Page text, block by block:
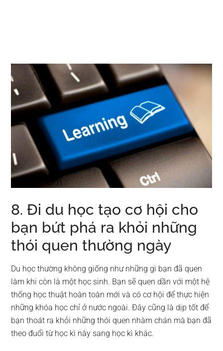
8. Đi du học tạo cơ hội cho
bạn bứt phá ra khỏi những
thói quen thường ngày
Du học thường không giống như những gì bạn đã quen
làm khi còn là một học sinh. Bạn sẽ quen dần với một hệ
thống học thuật hoàn toàn mới và có cơ hội để thực hiện
những khóa học chỉ ở nước ngoài. Đây cũng là dịp tốt để
bạn thoát ra khỏi những thói quen nhàm chán mà bạn đã
theo đuổi từ học kì này sang học kì khác.